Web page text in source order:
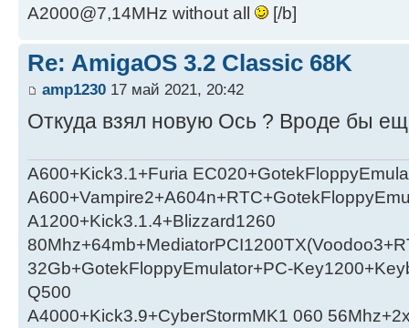
A2000@7,14MHz without all
[/b]
Re: AmigaOS 3.2 Classic 68K
amp1230 17 май 2021, 20:42
Откуда взял новую Ось ? Вроде бы
A600+Kick3.1+Furia
A1200+Kick3.1.4+Blizzard1260
32Gb+GotekFloppyEmulator+PC-
Q500
A4000+Kick3.9+CyberStormMK1 060